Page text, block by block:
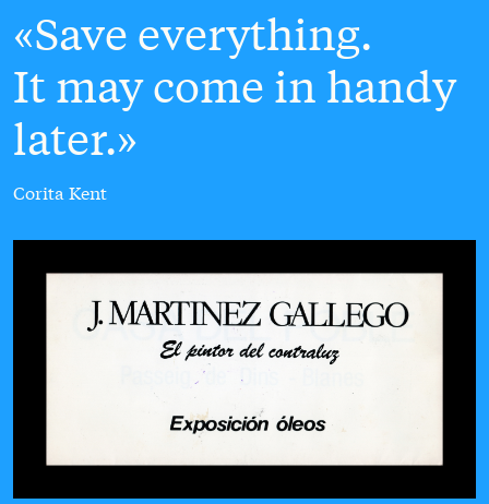
Save everything.
It may come in handy
later.
Corita Kent